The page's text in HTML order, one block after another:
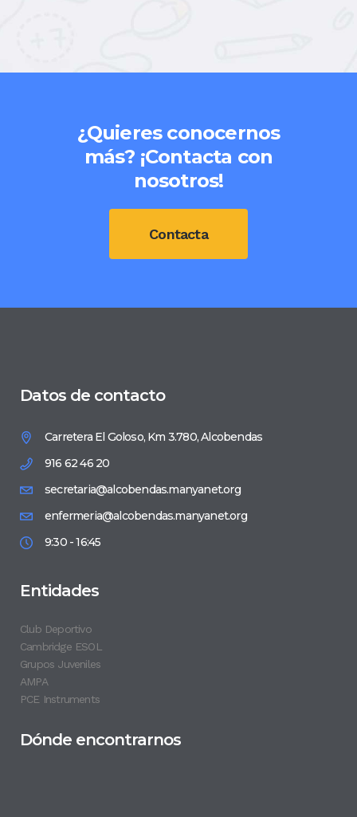
¿Quieres conocernos
más? ¡Contacta con
nosotros!
Contacta
Datos de contacto
Carretera El Goloso, Km 3.780, Alcobendas
916 62 46 20
secretaria@alcobendas.manyanet.org
enfermeria@alcobendas.manyanet.org
9:30 - 16:45
Entidades
Club Deportivo
Cambridge ESOL
Grupos Juveniles
AMPA
PCE Instruments
Dónde encontrarnos